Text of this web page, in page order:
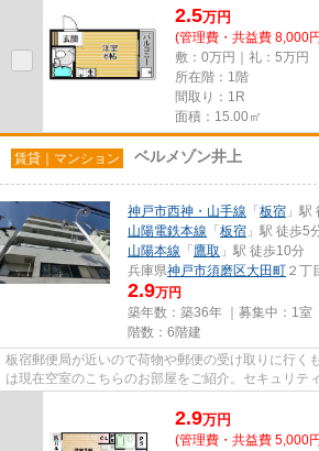
2.5万円
(管理費・共益費 8,000
敷：0万円｜礼：5万円
所在階：1階
間取り：1R
面積：15.00㎡
賃貸｜マンション ベルメゾン井上
神戸市西神・山手線 「 板宿 」駅
山陽電鉄本線 「 板宿 」駅 徒歩5
山陽本線 「 鷹取 」駅 徒歩10分
兵庫県神戸市須磨区大田町 ２丁
2.9万円
築年数：築36年 ｜募集中： 1室
階数：6階建
板宿郵便局が近いので荷物や郵便の受け取りに行く
は現在空室のこちらのお部屋をご紹介。セキュリテ
2.9万円
(管理費・共益費 5,000